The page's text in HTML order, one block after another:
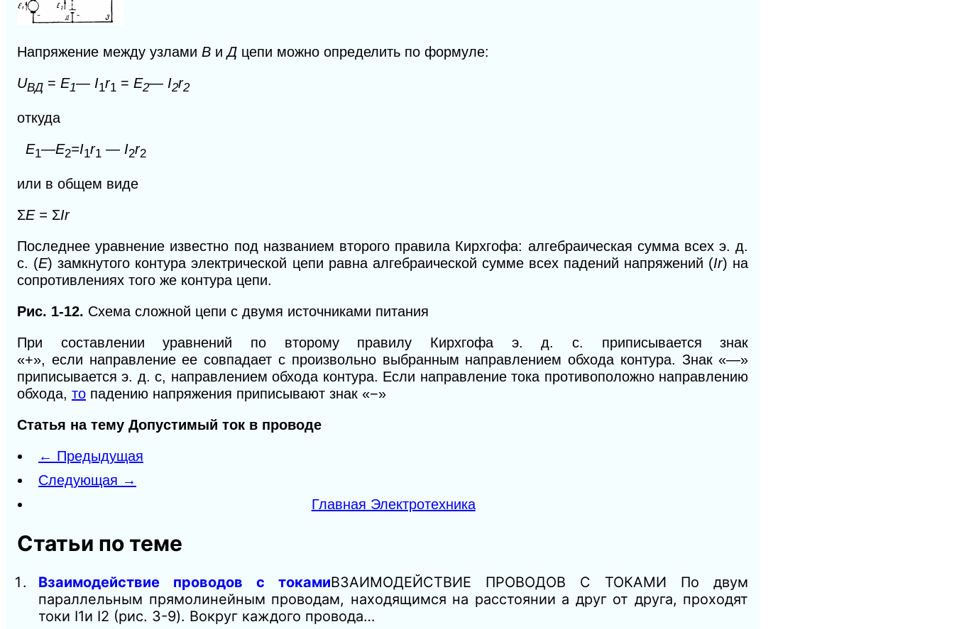
Напряжение между узлами В иД цепи можно определить по формуле:
UВД = Е1— I1r1 = Е2— I2r2
откуда
E1—E2=I1r1 — I2r2
или в общем виде
ΣЕ = ΣIr
Последнее уравнение известно под названием второго правила Кирхгофа: алгебраическая сумма всех э. д.
с. (E) замкнутого контура электрической цепи равна алгебраической сумме всех падений напряжений (Ir) на
сопротивлениях того же контура цепи.
Рис. 1-12. Схема сложной цепи с двумя источниками питания
При составлении уравнений по второму правилу Кирхгофа э. д. с. приписывается знак
«+», если направление ее совпадает с произвольно выбранным направлением обхода контура. Знак «—»
приписывается э. д. с, направлением обхода контура. Если направление тока противоположно направлению
обхода, то падению напряжения приписывают знак «−»
Статья на тему Допустимый ток в проводе
← Предыдущая
Следующая →
Главная Электротехника
Статьи по теме
Взаимодействие проводов с токамиВЗАИМОДЕЙСТВИЕ ПРОВОДОВ С ТОКАМИ По двум
параллельным прямолинейным проводам, находящимся на расстоянии а друг от друга, проходят
токи I1и I2 (рис. 3-9). Вокруг каждого провода…